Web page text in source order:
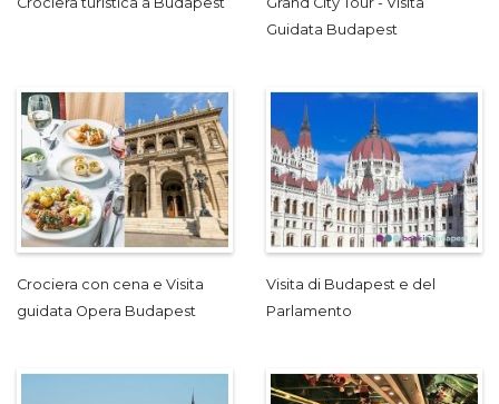
Guidata Budapest
Crociera con cena e Visita
guidata Opera Budapest
Visita di Budapest e del
Parlamento